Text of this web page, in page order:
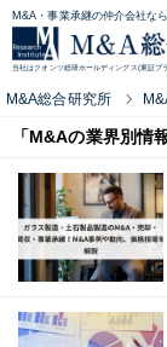
M&A・事業承継の仲介会社な
当社はクオンツ総研ホールディングス(東証プ
M&A総合研究所
「M&Aの業界別情